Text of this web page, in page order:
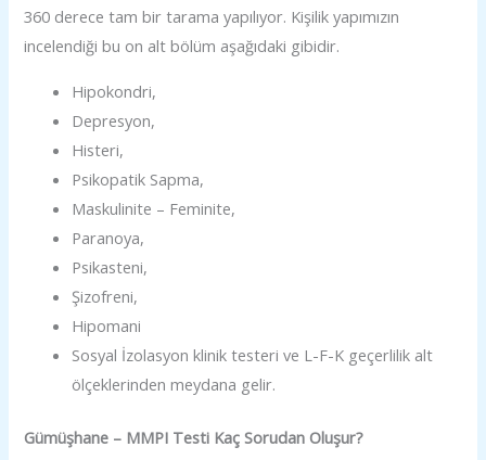
360 derece tam bir tarama yapılıyor. Kişilik yapımızın
incelendiği bu on alt bölüm aşağıdaki gibidir.
Hipokondri,
Depresyon,
Histeri,
Psikopatik Sapma,
Maskulinite – Feminite,
Paranoya,
Psikasteni,
Şizofreni,
Hipomani
Sosyal İzolasyon klinik testeri ve L-F-K geçerlilik alt
ölçeklerinden meydana gelir.
Gümüşhane – MMPI Testi Kaç Sorudan Oluşur?